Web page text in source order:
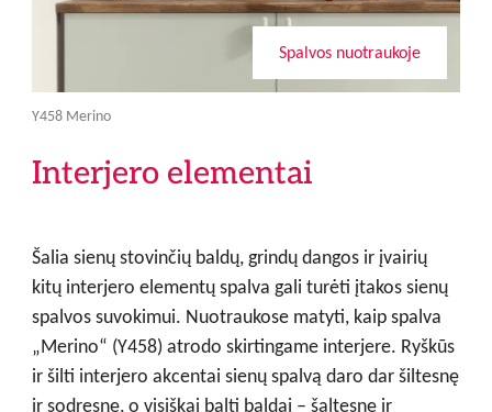
Spalvos nuotraukoje
Y458 Merino
Interjero elementai
Šalia sienų stovinčių baldų, grindų dangos ir įvairių
kitų interjero elementų spalva gali turėti įtakos sienų
spalvos suvokimui. Nuotraukose matyti, kaip spalva
„Merino“ (Y458) atrodo skirtingame interjere. Ryškūs
ir šilti interjero akcentai sienų spalvą daro dar šiltesnę
ir sodresnę, o visiškai balti baldai – šaltesnę ir